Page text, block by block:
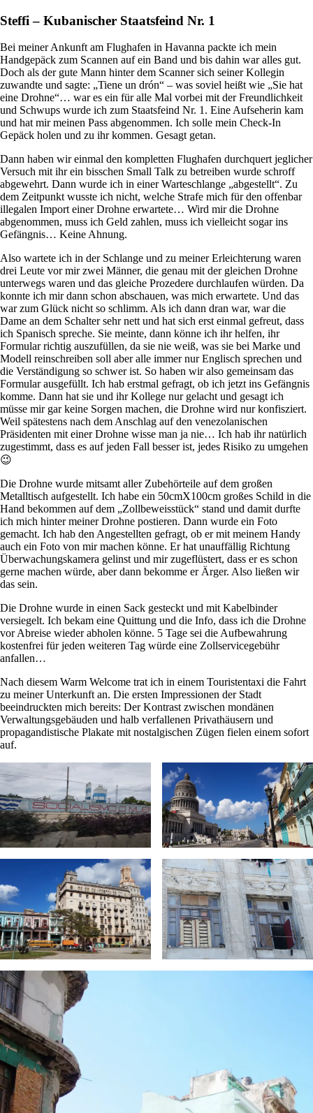
Steffi – Kubanischer Staatsfeind Nr. 1
Bei meiner Ankunft am Flughafen in Havanna packte ich mein
Handgepäck zum Scannen auf ein Band und bis dahin war alles gut.
Doch als der gute Mann hinter dem Scanner sich seiner Kollegin
zuwandte und sagte: „Tiene un drón“ – was soviel heißt wie „Sie hat
eine Drohne“… war es ein für alle Mal vorbei mit der Freundlichkeit
und Schwups wurde ich zum Staatsfeind Nr. 1. Eine Aufseherin kam
und hat mir meinen Pass abgenommen. Ich solle mein Check-In
Gepäck holen und zu ihr kommen. Gesagt getan.
Dann haben wir einmal den kompletten Flughafen durchquert jeglicher
Versuch mit ihr ein bisschen Small Talk zu betreiben wurde schroff
abgewehrt. Dann wurde ich in einer Warteschlange „abgestellt“. Zu
dem Zeitpunkt wusste ich nicht, welche Strafe mich für den offenbar
illegalen Import einer Drohne erwartete… Wird mir die Drohne
abgenommen, muss ich Geld zahlen, muss ich vielleicht sogar ins
Gefängnis… Keine Ahnung.
Also wartete ich in der Schlange und zu meiner Erleichterung waren
drei Leute vor mir zwei Männer, die genau mit der gleichen Drohne
unterwegs waren und das gleiche Prozedere durchlaufen würden. Da
konnte ich mir dann schon abschauen, was mich erwartete. Und das
war zum Glück nicht so schlimm. Als ich dann dran war, war die
Dame an dem Schalter sehr nett und hat sich erst einmal gefreut, dass
ich Spanisch spreche. Sie meinte, dann könne ich ihr helfen, ihr
Formular richtig auszufüllen, da sie nie weiß, was sie bei Marke und
Modell reinschreiben soll aber alle immer nur Englisch sprechen und
die Verständigung so schwer ist. So haben wir also gemeinsam das
Formular ausgefüllt. Ich hab erstmal gefragt, ob ich jetzt ins Gefängnis
komme. Dann hat sie und ihr Kollege nur gelacht und gesagt ich
müsse mir gar keine Sorgen machen, die Drohne wird nur konfisziert.
Weil spätestens nach dem Anschlag auf den venezolanischen
Präsidenten mit einer Drohne wisse man ja nie… Ich hab ihr natürlich
zugestimmt, dass es auf jeden Fall besser ist, jedes Risiko zu umgehen
😉
Die Drohne wurde mitsamt aller Zubehörteile auf dem großen
Metalltisch aufgestellt. Ich habe ein 50cmX100cm großes Schild in die
Hand bekommen auf dem „Zollbeweisstück“ stand und damit durfte
ich mich hinter meiner Drohne postieren. Dann wurde ein Foto
gemacht. Ich hab den Angestellten gefragt, ob er mit meinem Handy
auch ein Foto von mir machen könne. Er hat unauffällig Richtung
Überwachungskamera gelinst und mir zugeflüstert, dass er es schon
gerne machen würde, aber dann bekomme er Ärger. Also ließen wir
das sein.
Die Drohne wurde in einen Sack gesteckt und mit Kabelbinder
versiegelt. Ich bekam eine Quittung und die Info, dass ich die Drohne
vor Abreise wieder abholen könne. 5 Tage sei die Aufbewahrung
kostenfrei für jeden weiteren Tag würde eine Zollservicegebühr
anfallen…
Nach diesem Warm Welcome trat ich in einem Touristentaxi die Fahrt
zu meiner Unterkunft an. Die ersten Impressionen der Stadt
beeindruckten mich bereits: Der Kontrast zwischen mondänen
Verwaltungsgebäuden und halb verfallenen Privathäusern und
propagandistische Plakate mit nostalgischen Zügen fielen einem sofort
auf.